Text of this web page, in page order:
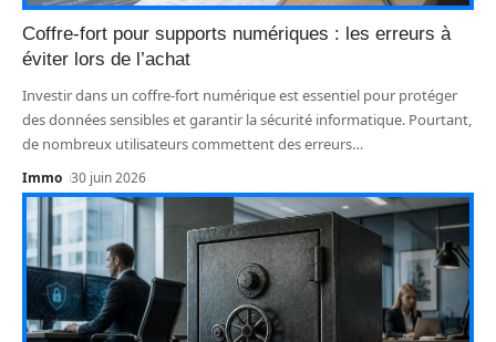
Coffre-fort pour supports numériques : les erreurs à
éviter lors de l’achat
Investir dans un coffre-fort numérique est essentiel pour protéger
des données sensibles et garantir la sécurité informatique. Pourtant,
de nombreux utilisateurs commettent des erreurs…
Immo 30 juin 2026